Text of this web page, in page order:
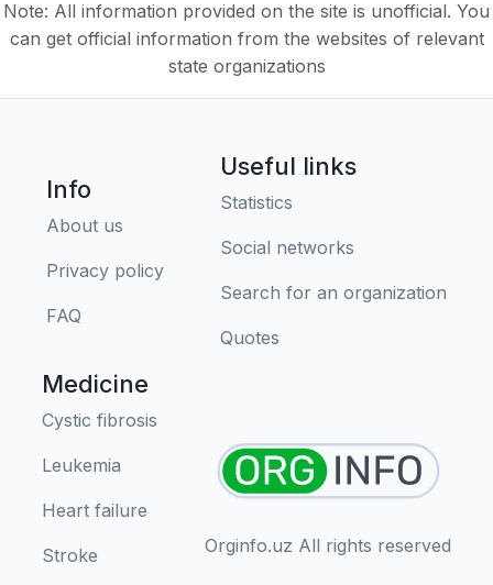
Note: All information provided on the site is unofficial. You
can get official information from the websites of relevant
state organizations
Orginfo.uz All rights reserved
Info
About us
Privacy policy
FAQ
Useful links
Statistics
Social networks
Search for an organization
Quotes
Medicine
Cystic fibrosis
Leukemia
Heart failure
Stroke